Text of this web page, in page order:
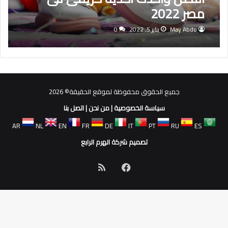
مصر 2022
May Abdo يناير 5, 2022 0
جميع الحقوق محفوظة لموقع الحقيقة© 2026
سياسة الخصوصية|من نحن|اتصل بنا
AR
NL EN FR DE IT PT RU
ES
تصميم شركة الهرم الرابع
فيسبوك
الموقع